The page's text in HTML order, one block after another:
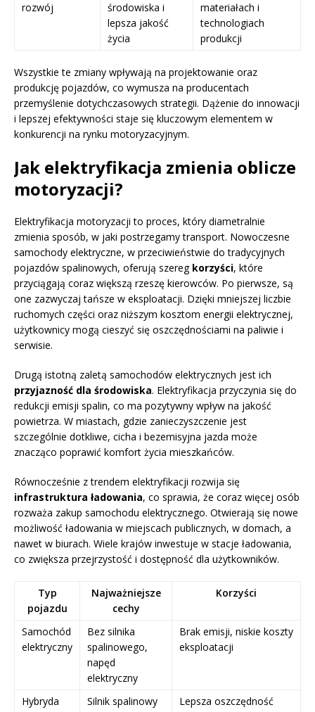
rozwój
środowiska i
lepsza jakość
życia
materiałach i
technologiach
produkcji
Wszystkie te zmiany wpływają na projektowanie oraz
produkcję pojazdów, co wymusza na producentach
przemyślenie dotychczasowych strategii. Dążenie do innowacji
i lepszej efektywności staje się kluczowym elementem w
konkurencji na rynku motoryzacyjnym.
Jak elektryfikacja zmienia oblicze
motoryzacji?
Elektryfikacja motoryzacji to proces, który diametralnie
zmienia sposób, w jaki postrzegamy transport. Nowoczesne
samochody elektryczne, w przeciwieństwie do tradycyjnych
pojazdów spalinowych, oferują szereg korzyści, które
przyciągają coraz większą rzeszę kierowców. Po pierwsze, są
one zazwyczaj tańsze w eksploatacji. Dzięki mniejszej liczbie
ruchomych części oraz niższym kosztom energii elektrycznej,
użytkownicy mogą cieszyć się oszczędnościami na paliwie i
serwisie.
Drugą istotną zaletą samochodów elektrycznych jest ich
przyjazność dla środowiska. Elektryfikacja przyczynia się do
redukcji emisji spalin, co ma pozytywny wpływ na jakość
powietrza. W miastach, gdzie zanieczyszczenie jest
szczególnie dotkliwe, cicha i bezemisyjna jazda może
znacząco poprawić komfort życia mieszkańców.
Równocześnie z trendem elektryfikacji rozwija się
infrastruktura ładowania, co sprawia, że coraz więcej osób
rozważa zakup samochodu elektrycznego. Otwierają się nowe
możliwość ładowania w miejscach publicznych, w domach, a
nawet w biurach. Wiele krajów inwestuje w stacje ładowania,
co zwiększa przejrzystość i dostępność dla użytkowników.
Typ
pojazdu
Najważniejsze
cechy
Korzyści
Samochód
elektryczny
Bez silnika
spalinowego,
napęd
elektryczny
Brak emisji, niskie koszty
eksploatacji
Hybryda
Silnik spalinowy
Lepsza oszczędność